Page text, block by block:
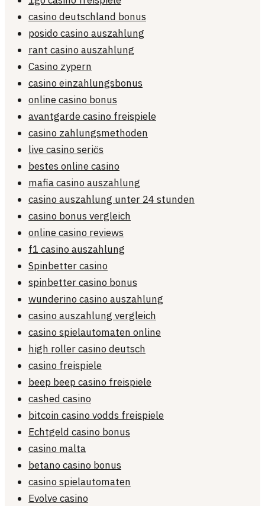
casino deutschland bonus
posido casino auszahlung
rant casino auszahlung
Casino zypern
casino einzahlungsbonus
online casino bonus
avantgarde casino freispiele
casino zahlungsmethoden
live casino seriös
bestes online casino
mafia casino auszahlung
casino auszahlung unter 24 stunden
casino bonus vergleich
online casino reviews
f1 casino auszahlung
Spinbetter casino
spinbetter casino bonus
wunderino casino auszahlung
casino auszahlung vergleich
casino spielautomaten online
high roller casino deutsch
casino freispiele
beep beep casino freispiele
cashed casino
bitcoin casino vodds freispiele
Echtgeld casino bonus
casino malta
betano casino bonus
casino spielautomaten
Evolve casino